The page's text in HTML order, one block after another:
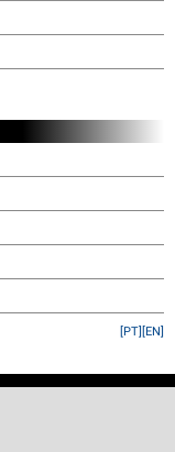
[EN]
[PT]